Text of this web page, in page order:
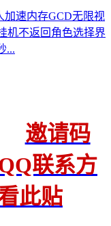
加速内存GCD无限视
机不返回角色选择界
...
邀请码
联系方
此贴